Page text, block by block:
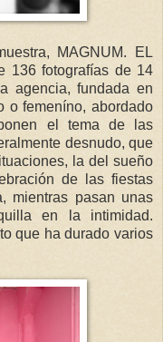
MAGNUM. EL
136 fotografías de 14
agencia, fundada en
o femeníno, abordado
el tema de las
desnudo, que
la del sueño
de las fiestas
mientras pasan unas
en la intimidad.
que ha durado varios